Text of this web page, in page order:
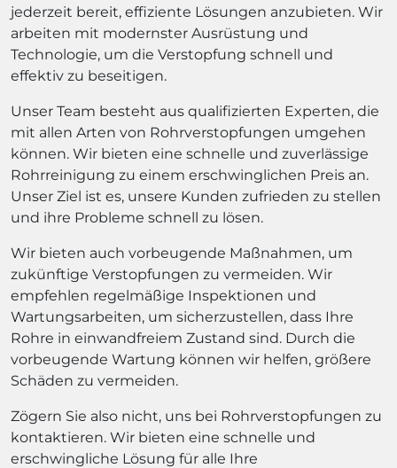
jederzeit bereit, effiziente Lösungen anzubieten. Wir
arbeiten mit modernster Ausrüstung und
Technologie, um die Verstopfung schnell und
effektiv zu beseitigen.
Unser Team besteht aus qualifizierten Experten, die
mit allen Arten von Rohrverstopfungen umgehen
können. Wir bieten eine schnelle und zuverlässige
Rohrreinigung zu einem erschwinglichen Preis an.
Unser Ziel ist es, unsere Kunden zufrieden zu stellen
und ihre Probleme schnell zu lösen.
Wir bieten auch vorbeugende Maßnahmen, um
zukünftige Verstopfungen zu vermeiden. Wir
empfehlen regelmäßige Inspektionen und
Wartungsarbeiten, um sicherzustellen, dass Ihre
Rohre in einwandfreiem Zustand sind. Durch die
vorbeugende Wartung können wir helfen, größere
Schäden zu vermeiden.
Zögern Sie also nicht, uns bei Rohrverstopfungen zu
kontaktieren. Wir bieten eine schnelle und
erschwingliche Lösung für alle Ihre